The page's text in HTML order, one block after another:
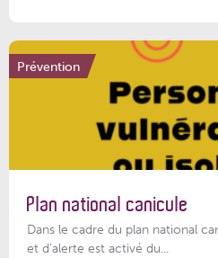
Prévention
Plan national canicule
Dans le cadre du plan national
et d’alerte est activé du...